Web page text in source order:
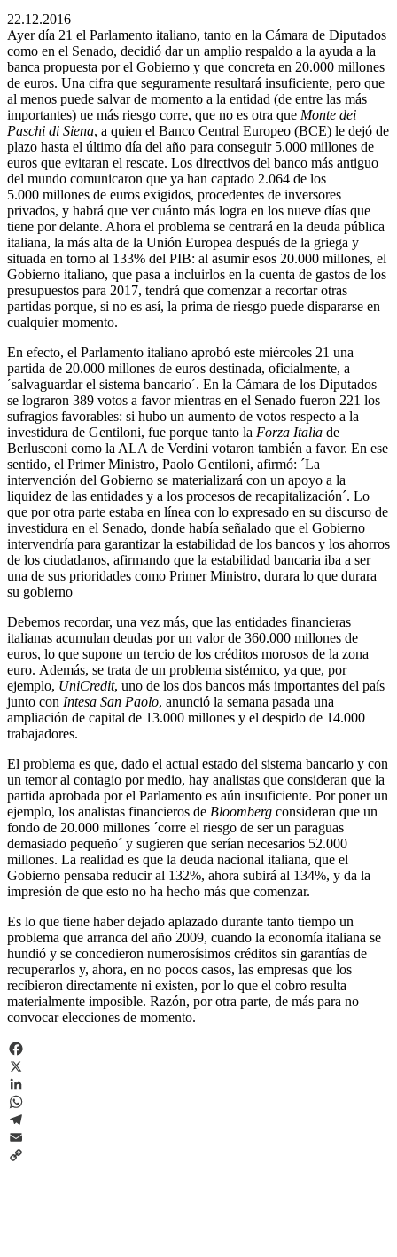
22.12.2016
Ayer día 21 el Parlamento italiano, tanto en la Cámara de Diputados
como en el Senado, decidió dar un amplio respaldo a la ayuda a la
banca propuesta por el Gobierno y que concreta en 20.000 millones
de euros. Una cifra que seguramente resultará insuficiente, pero que
al menos puede salvar de momento a la entidad (de entre las más
importantes) ue más riesgo corre, que no es otra que Monte dei
Paschi di Siena, a quien el Banco Central Europeo (BCE) le dejó de
plazo hasta el último día del año para conseguir 5.000 millones de
euros que evitaran el rescate. Los directivos del banco más antiguo
del mundo comunicaron que ya han captado 2.064 de los
5.000 millones de euros exigidos, procedentes de inversores
privados, y habrá que ver cuánto más logra en los nueve días que
tiene por delante. Ahora el problema se centrará en la deuda pública
italiana, la más alta de la Unión Europea después de la griega y
situada en torno al 133% del PIB: al asumir esos 20.000 millones, el
Gobierno italiano, que pasa a incluirlos en la cuenta de gastos de los
presupuestos para 2017, tendrá que comenzar a recortar otras
partidas porque, si no es así, la prima de riesgo puede dispararse en
cualquier momento.
En efecto, el Parlamento italiano aprobó este miércoles 21 una
partida de 20.000 millones de euros destinada, oficialmente, a
´salvaguardar el sistema bancario´. En la Cámara de los Diputados
se lograron 389 votos a favor mientras en el Senado fueron 221 los
sufragios favorables: si hubo un aumento de votos respecto a la
investidura de Gentiloni, fue porque tanto la Forza Italia de
Berlusconi como la ALA de Verdini votaron también a favor. En ese
sentido, el Primer Ministro, Paolo Gentiloni, afirmó: ´La
intervención del Gobierno se materializará con un apoyo a la
liquidez de las entidades y a los procesos de recapitalización´. Lo
que por otra parte estaba en línea con lo expresado en su discurso de
investidura en el Senado, donde había señalado que el Gobierno
intervendría para garantizar la estabilidad de los bancos y los ahorros
de los ciudadanos, afirmando que la estabilidad bancaria iba a ser
una de sus prioridades como Primer Ministro, durara lo que durara
su gobierno
Debemos recordar, una vez más, que las entidades financieras
italianas acumulan deudas por un valor de 360.000 millones de
euros, lo que supone un tercio de los créditos morosos de la zona
euro. Además, se trata de un problema sistémico, ya que, por
ejemplo, UniCredit, uno de los dos bancos más importantes del país
junto con Intesa San Paolo, anunció la semana pasada una
ampliación de capital de 13.000 millones y el despido de 14.000
trabajadores.
El problema es que, dado el actual estado del sistema bancario y con
un temor al contagio por medio, hay analistas que consideran que la
partida aprobada por el Parlamento es aún insuficiente. Por poner un
ejemplo, los analistas financieros de Bloomberg consideran que un
fondo de 20.000 millones ´corre el riesgo de ser un paraguas
demasiado pequeño´ y sugieren que serían necesarios 52.000
millones. La realidad es que la deuda nacional italiana, que el
Gobierno pensaba reducir al 132%, ahora subirá al 134%, y da la
impresión de que esto no ha hecho más que comenzar.
Es lo que tiene haber dejado aplazado durante tanto tiempo un
problema que arranca del año 2009, cuando la economía italiana se
hundió y se concedieron numerosísimos créditos sin garantías de
recuperarlos y, ahora, en no pocos casos, las empresas que los
recibieron directamente ni existen, por lo que el cobro resulta
materialmente imposible. Razón, por otra parte, de más para no
convocar elecciones de momento.
Facebook
X
LinkedIn
WhatsApp
Telegram
Email